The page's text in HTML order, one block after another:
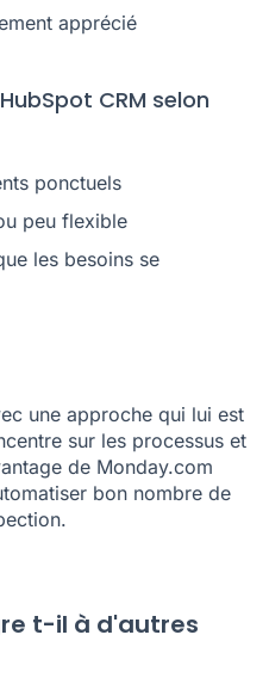
apprécié
CRM selon
ponctuels
peu flexible
les besoins se
une approche qui lui est
sur les processus et
de Monday.com
bon nombre de
.
t-il à d'autres